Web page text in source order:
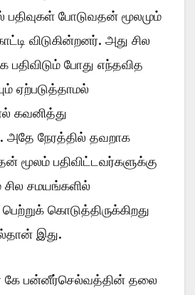
பதிவுகள் போடுவதன் மூலமும்
விடுகின்றனர். அது சில
பதிவிடும் போது எந்தவித
ஏற்படுத்தாமல்
கவனித்து
அதே நேரத்தில் தவறாக
மூலம் பதிவிட்டவர்களுக்கு
சில சமயங்களில்
கொடுத்திருக்கிறது
இது.
கே பன்னீர்செல்வத்தின் தலை